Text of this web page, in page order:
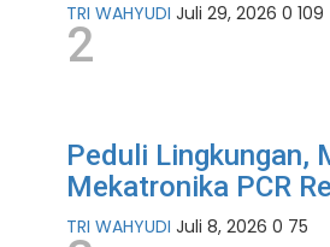
TRI WAHYUDI Juli 29, 2026 0 109
2
Peduli Lingkungan,
Mekatronika PCR
TRI WAHYUDI Juli 8, 2026 0 75